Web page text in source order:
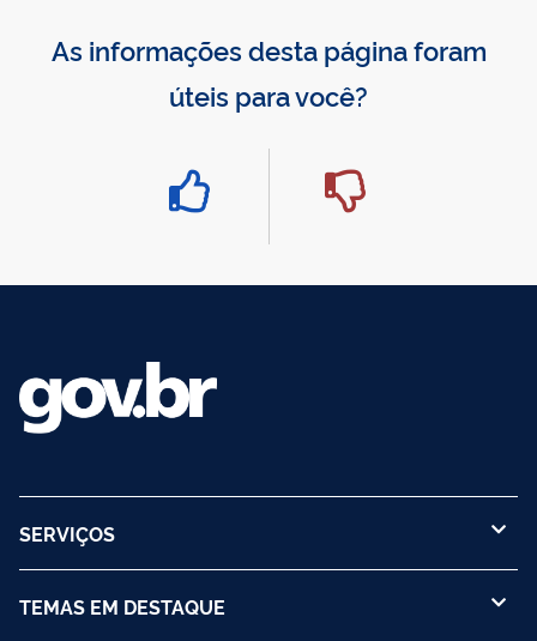
As informações desta página foram
úteis para você?
SERVIÇOS
TEMAS EM DESTAQUE